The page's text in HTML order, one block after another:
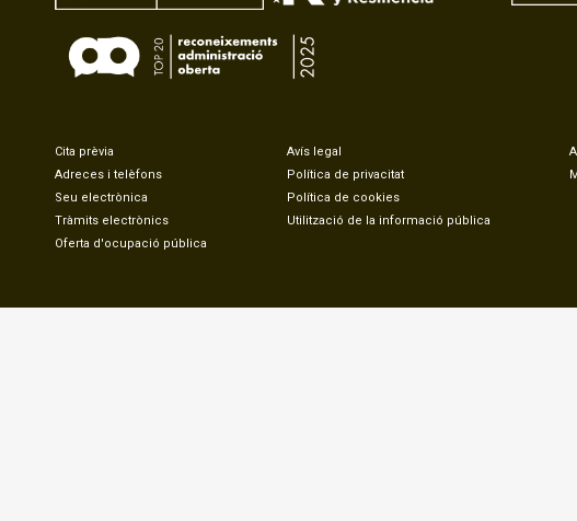
Cita prèvia
Adreces i telèfons
Seu electrònica
Tràmits electrònics
Oferta d'ocupació pública
Avís legal
Política de privacitat
Política de cookies
Utilització de la informació pública